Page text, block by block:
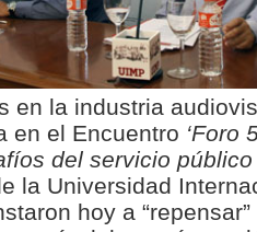
en la industria
en el Encuentro ‘Foro
del servicio
la Universidad
hoy a